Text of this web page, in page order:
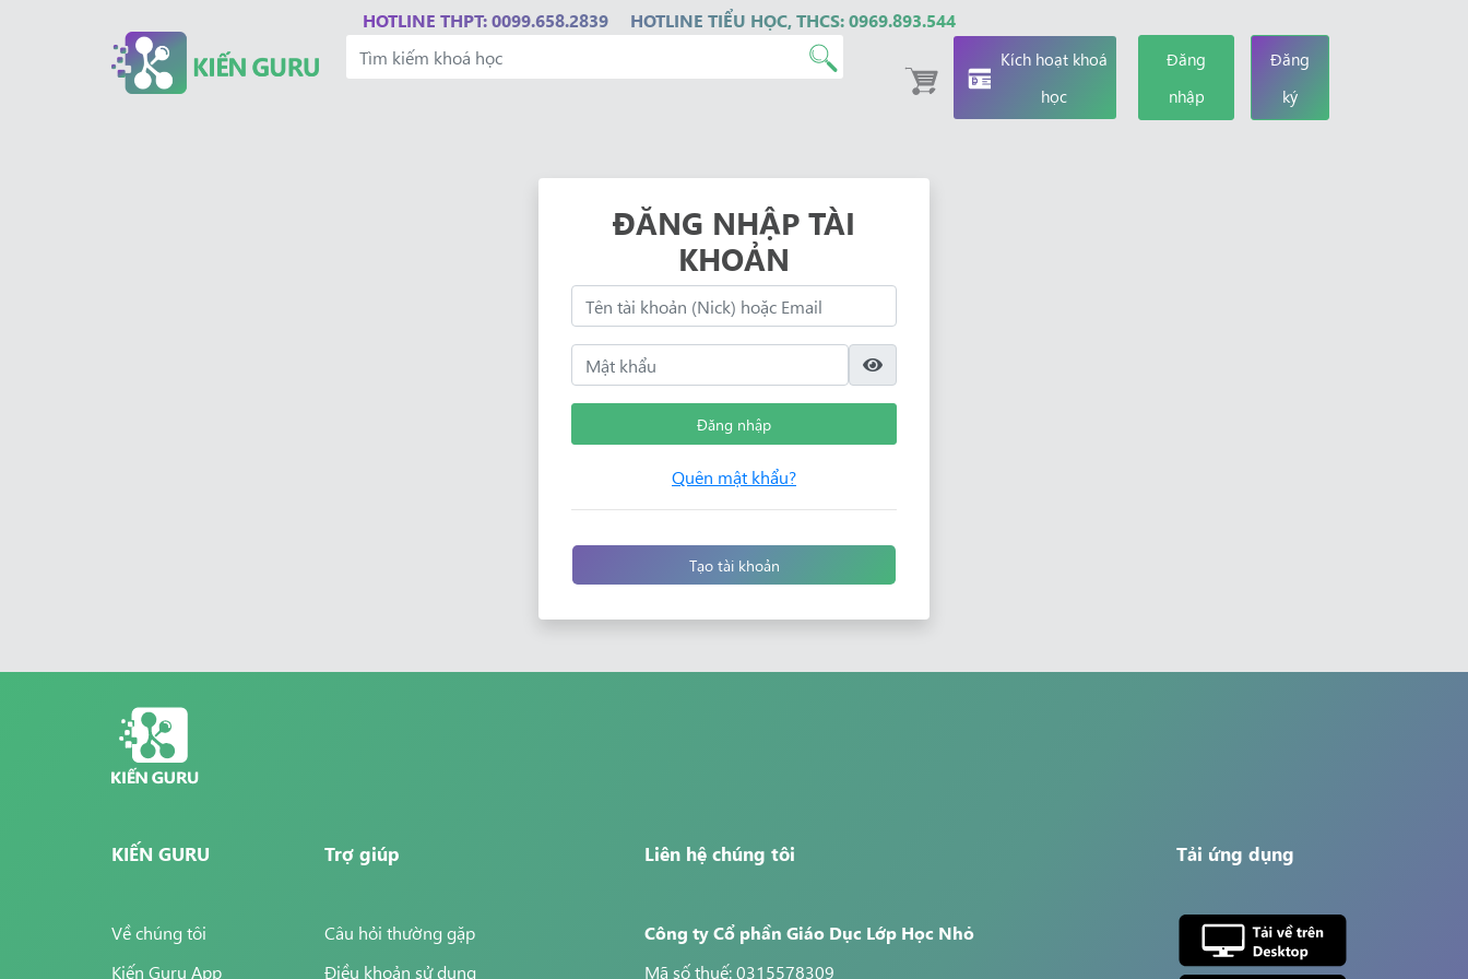
HOTLINE THPT: 0099.658.2839 HOTLINE TIỂU HỌC, THCS: 0969.893.544
Kích hoạt khoá
học
Đăng
nhập
Đăng
ký
ĐĂNG NHẬP TÀI
KHOẢN
Đăng nhập
Quên mật khẩu?
Tạo tài khoản
KIẾN GURU
Về chúng tôi
Kiến Guru App
Trợ giúp
Câu hỏi thường gặp
Điều khoản sử dụng
Liên hệ chúng tôi
Công ty Cổ phần Giáo Dục Lớp Học Nhỏ
Mã số thuế: 0315578309
Tải ứng dụng